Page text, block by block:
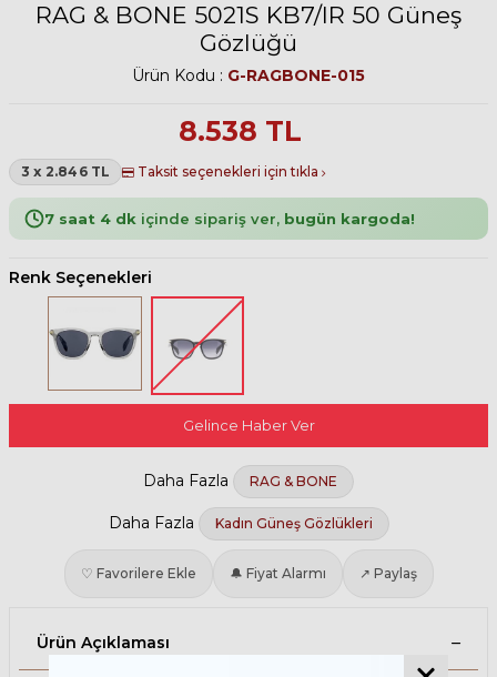
RAG & BONE 5021S KB7/IR 50 Güneş
Gözlüğü
Ürün Kodu : G-RAGBONE-015
8.538 TL
3 x 2.846 TL Taksit seçenekleri için tıkla
7 saat 4 dk içinde sipariş ver, bugün kargoda!
Renk Seçenekleri
Gelince Haber Ver
Daha Fazla RAG & BONE
Daha Fazla Kadın Güneş Gözlükleri
♡ Favorilere Ekle 🔔 Fiyat Alarmı ↗ Paylaş
Ürün Açıklaması